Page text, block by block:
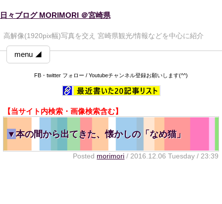
日々ブログ MORIMORI ＠宮崎県
高解像(1920pix幅)写真を交え 宮崎県観光/情報などを中心に紹介
menu ◢
FB・twitter フォロー / Youtubeチャンネル登録お願いします(^^)
【当サイト内検索・画像検索含む】
▼本の間から出てきた、懐かしの「なめ猫」
Posted morimori / 2016.12.06 Tuesday / 23:39